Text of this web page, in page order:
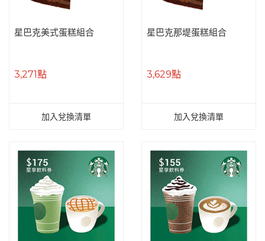
星巴克美式蛋糕組合
3,271點
加入兌換清單
星巴克那堤蛋糕組合
3,629點
加入兌換清單